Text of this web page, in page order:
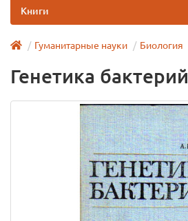
Книги
Гуманитарные науки Биология
Генетика бактерий